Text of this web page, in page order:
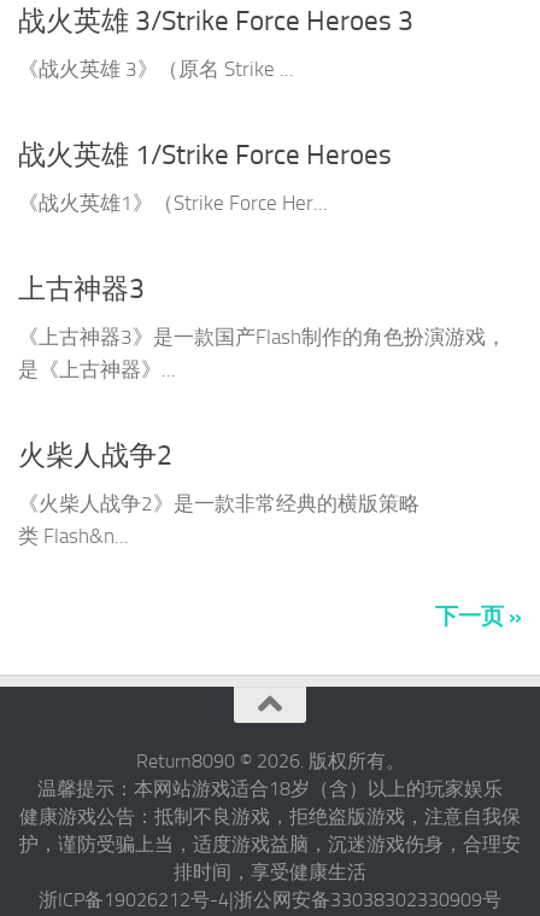
战火英雄 3/Strike Force Heroes 3
《战火英雄 3》（原名 Strike ...
战火英雄 1/Strike Force Heroes
《战火英雄1》（Strike Force Her...
上古神器3
《上古神器3》是一款国产Flash制作的角色扮演游戏，
是《上古神器》...
火柴人战争2
《火柴人战争2》是一款非常经典的横版策略
类 Flash&n...
下一页 »
Return8090 © 2026. 版权所有。
温馨提示：本网站游戏适合18岁（含）以上的玩家娱乐
健康游戏公告：抵制不良游戏，拒绝盗版游戏，注意自我保
护，谨防受骗上当，适度游戏益脑，沉迷游戏伤身，合理安
排时间，享受健康生活
浙ICP备19026212号-4|浙公网安备33038302330909号